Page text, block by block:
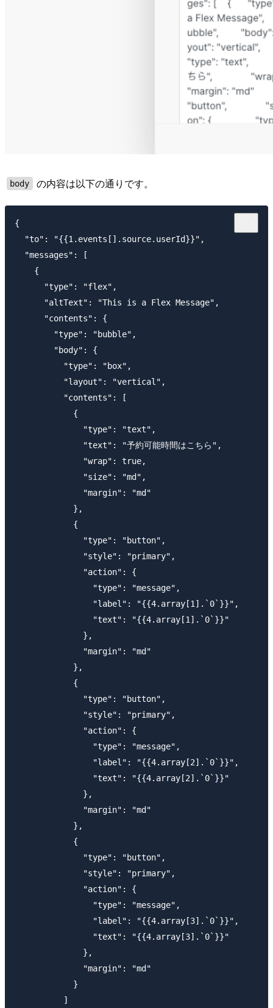
body の内容は以下の通りです。
{
  "to": "{{1.events[].source.userId}}",
  "messages": [
    {
      "type": "flex",
      "altText": "This is a Flex Message",
      "contents": {
        "type": "bubble",
        "body": {
          "type": "box",
          "layout": "vertical",
          "contents": [
            {
              "type": "text",
              "text": "予約可能時間はこちら",
              "wrap": true,
              "size": "md",
              "margin": "md"
            },
            {
              "type": "button",
              "style": "primary",
              "action": {
                "type": "message",
                "label": "{{4.array[1].`0`}}",
                "text": "{{4.array[1].`0`}}"
              },
              "margin": "md"
            },
            {
              "type": "button",
              "style": "primary",
              "action": {
                "type": "message",
                "label": "{{4.array[2].`0`}}",
                "text": "{{4.array[2].`0`}}"
              },
              "margin": "md"
            },
            {
              "type": "button",
              "style": "primary",
              "action": {
                "type": "message",
                "label": "{{4.array[3].`0`}}",
                "text": "{{4.array[3].`0`}}"
              },
              "margin": "md"
            }
          ]